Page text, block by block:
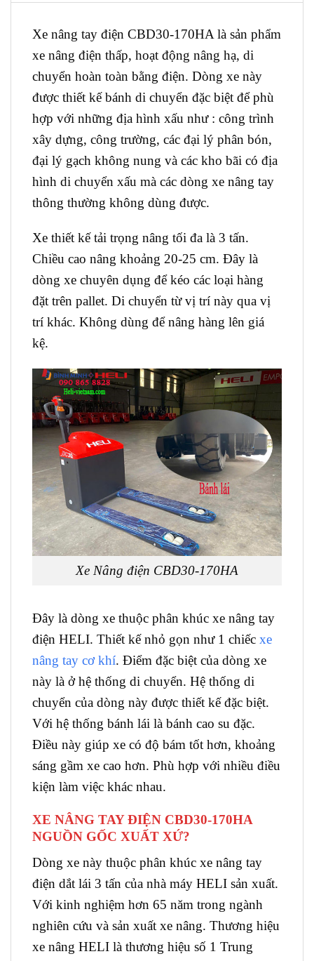
Xe nâng tay điện CBD30-170HA là sản phẩm
xe nâng điện thấp, hoạt động nâng hạ, di
chuyển hoàn toàn bằng điện. Dòng xe này
được thiết kế bánh di chuyển đặc biệt để phù
hợp với những địa hình xấu như : công trình
xây dựng, công trường, các đại lý phân bón,
đại lý gạch không nung và các kho bãi có địa
hình di chuyển xấu mà các dòng xe nâng tay
thông thường không dùng được.
Xe thiết kế tải trọng nâng tối đa là 3 tấn.
Chiều cao nâng khoảng 20-25 cm. Đây là
dòng xe chuyên dụng để kéo các loại hàng
đặt trên pallet. Di chuyển từ vị trí này qua vị
trí khác. Không dùng để nâng hàng lên giá
kệ.
Xe Nâng điện CBD30-170HA
Đây là dòng xe thuộc phân khúc xe nâng tay
điện HELI. Thiết kế nhỏ gọn như 1 chiếc xe
nâng tay cơ khí. Điểm đặc biệt của dòng xe
này là ở hệ thống di chuyển. Hệ thống di
chuyển của dòng này được thiết kế đặc biệt.
Với hệ thống bánh lái là bánh cao su đặc.
Điều này giúp xe có độ bám tốt hơn, khoảng
sáng gầm xe cao hơn. Phù hợp với nhiều điều
kiện làm việc khác nhau.
XE NÂNG TAY ĐIỆN CBD30-170HA
NGUỒN GỐC XUẤT XỨ?
Dòng xe này thuộc phân khúc xe nâng tay
điện dắt lái 3 tấn của nhà máy HELI sản xuất.
Với kinh nghiệm hơn 65 năm trong ngành
nghiên cứu và sản xuất xe nâng. Thương hiệu
xe nâng HELI là thương hiệu số 1 Trung